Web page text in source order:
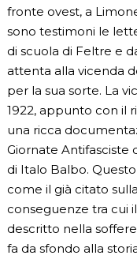
fronte ovest, a
sono testimoni le
di scuola di Feltre e
attenta alla vicenda
per la sua sorte. La
1922, appunto con il
una ricca
Giornate Antifasciste
di Italo Balbo.
come il già citato
conseguenze tra cui
descritto nella
fa da sfondo alla